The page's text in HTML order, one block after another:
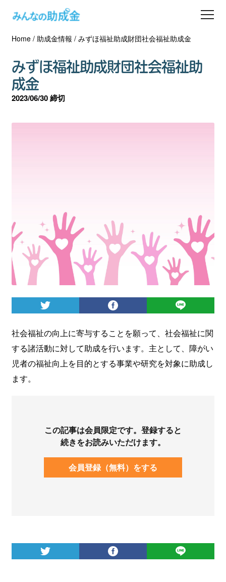
助成金を探す
士業の方へ
助成金コラム
ログイン
Home/ 助成金情報 / みずほ福祉助成財団社会福祉助成金
みずほ福祉助成財団社会福祉助
成金
2023/06/30 締切
社会福祉の向上に寄与することを願って、社会福祉に関
する諸活動に対して助成を行います。主として、障がい
児者の福祉向上を目的とする事業や研究を対象に助成し
ます。
この記事は会員限定です。登録すると
続きをお読みいただけます。
会員登録（無料）をする